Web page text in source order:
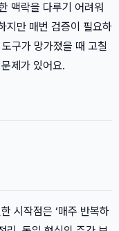
맥락을 다루기 어려워
지만 매번 검증이 필요하
구가 망가졌을 때 고칠
제가 있어요.
시작점은 ‘매주 반복하